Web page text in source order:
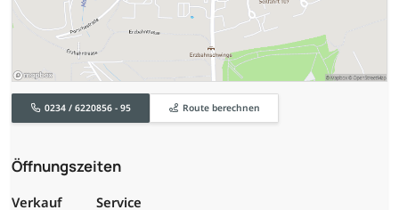
0234 / 6220856 - 95 Route berechnen
Öffnungszeiten
Verkauf Service